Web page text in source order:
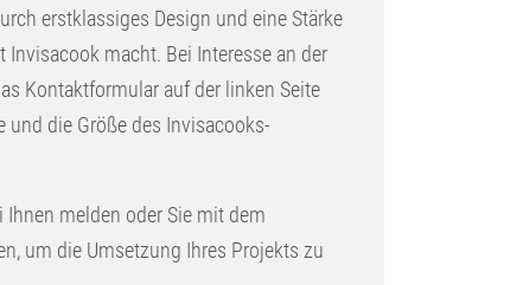
erstklassiges Design und eine Stärke
macht. Bei Interesse an der
Kontaktformular auf der linken Seite
und die Größe des Invisacooks-
melden oder Sie mit dem
um die Umsetzung Ihres Projekts zu